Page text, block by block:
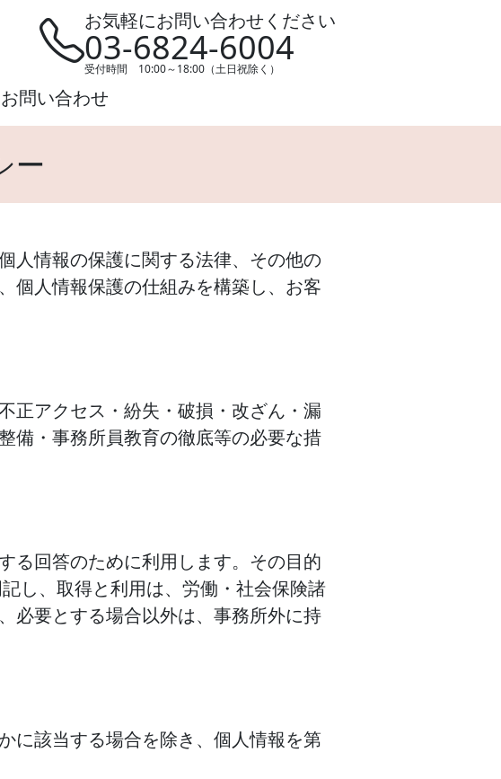
お気軽にお問い合わせください
03-6824-6004
受付時間 10:00～18:00（土日祝除く）
お問い合わせ
ー
人情報の保護に関する法律、その他の
個人情報保護の仕組みを構築し、お客
正アクセス・紛失・破損・改ざん・漏
備・事務所員教育の徹底等の必要な措
る回答のために利用します。その目的
し、取得と利用は、労働・社会保険諸
必要とする場合以外は、事務所外に持
に該当する場合を除き、個人情報を第